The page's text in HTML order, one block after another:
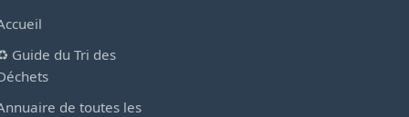
Guide du Tri des
de toutes les